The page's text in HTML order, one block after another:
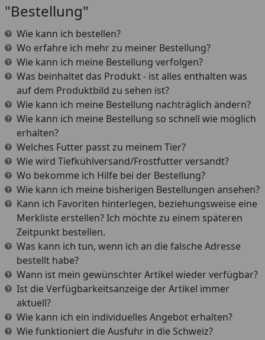
"Bestellung"
Wie kann ich bestellen?
Wo erfahre ich mehr zu meiner Bestellung?
Wie kann ich meine Bestellung verfolgen?
Was beinhaltet das Produkt - ist alles enthalten was
auf dem Produktbild zu sehen ist?
Wie kann ich meine Bestellung nachträglich ändern?
Wie kann ich meine Bestellung so schnell wie möglich
erhalten?
Welches Futter passt zu meinem Tier?
Wie wird Tiefkühlversand/Frostfutter versandt?
Wo bekomme ich Hilfe bei der Bestellung?
Wie kann ich meine bisherigen Bestellungen ansehen?
Kann ich Favoriten hinterlegen, beziehungsweise eine
Merkliste erstellen? Ich möchte zu einem späteren
Zeitpunkt bestellen.
Was kann ich tun, wenn ich an die falsche Adresse
bestellt habe?
Wann ist mein gewünschter Artikel wieder verfügbar?
Ist die Verfügbarkeitsanzeige der Artikel immer
aktuell?
Wie kann ich ein individuelles Angebot erhalten?
Wie funktioniert die Ausfuhr in die Schweiz?